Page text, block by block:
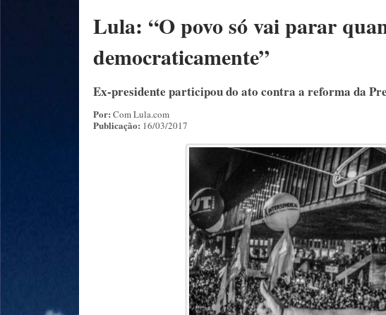
Lula: “O povo só vai parar
democraticamente”
Ex-presidente participou do ato contra a reforma da
Por: Com Lula.com
Publicação: 16/03/2017